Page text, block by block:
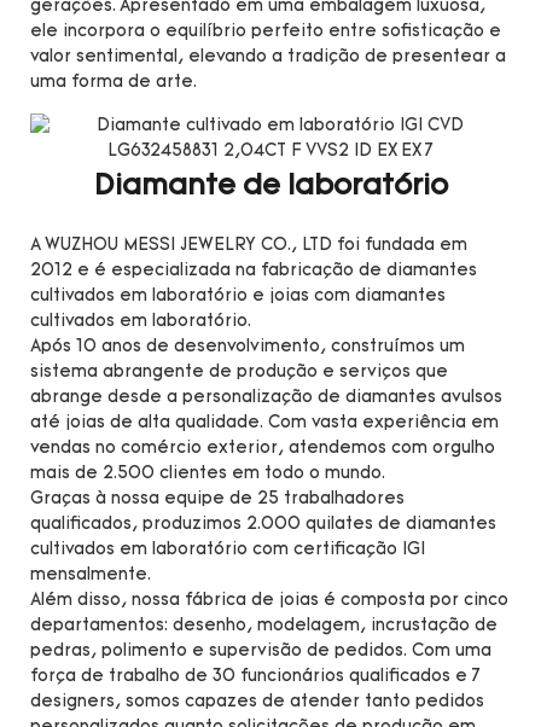
gerações. Apresentado em uma embalagem luxuosa,
ele incorpora o equilíbrio perfeito entre sofisticação e
valor sentimental, elevando a tradição de presentear a
uma forma de arte.
Diamante de laboratório
A WUZHOU MESSI JEWELRY CO., LTD foi fundada em
2012 e é especializada na fabricação de diamantes
cultivados em laboratório e joias com diamantes
cultivados em laboratório.
Após 10 anos de desenvolvimento, construímos um
sistema abrangente de produção e serviços que
abrange desde a personalização de diamantes avulsos
até joias de alta qualidade. Com vasta experiência em
vendas no comércio exterior, atendemos com orgulho
mais de 2.500 clientes em todo o mundo.
Graças à nossa equipe de 25 trabalhadores
qualificados, produzimos 2.000 quilates de diamantes
cultivados em laboratório com certificação IGI
mensalmente.
Além disso, nossa fábrica de joias é composta por cinco
departamentos: desenho, modelagem, incrustação de
pedras, polimento e supervisão de pedidos. Com uma
força de trabalho de 30 funcionários qualificados e 7
designers, somos capazes de atender tanto pedidos